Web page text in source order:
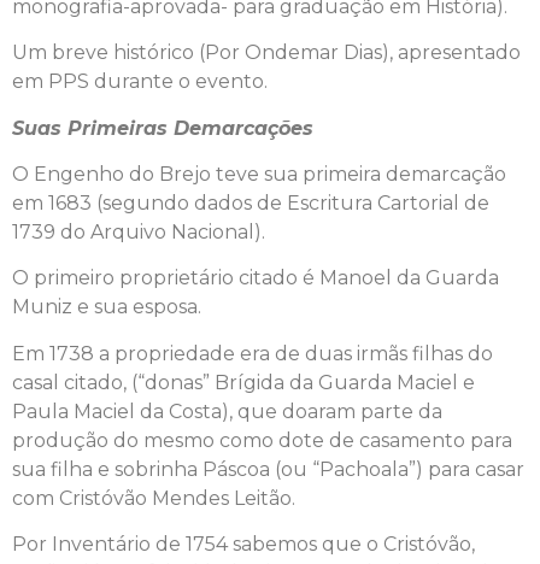
monografia-aprovada- para graduação em História).
Um breve histórico (Por Ondemar Dias), apresentado
em PPS durante o evento.
Suas Primeiras Demarcações
O Engenho do Brejo teve sua primeira demarcação
em 1683 (segundo dados de Escritura Cartorial de
1739 do Arquivo Nacional).
O primeiro proprietário citado é Manoel da Guarda
Muniz e sua esposa.
Em 1738 a propriedade era de duas irmãs filhas do
casal citado, (“donas” Brígida da Guarda Maciel e
Paula Maciel da Costa), que doaram parte da
produção do mesmo como dote de casamento para
sua filha e sobrinha Páscoa (ou “Pachoala”) para casar
com Cristóvão Mendes Leitão.
Por Inventário de 1754 sabemos que o Cristóvão,